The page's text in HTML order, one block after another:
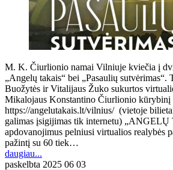
M. K. Čiurlionio namai Vilniuje kviečia į
„Angelų takais“ bei „Pasaulių sutvėrimas“.
Buožytės ir Vitalijaus Žuko sukurtos
Mikalojaus Konstantino Čiurlionio
https://angelutakais.lt/vilnius/ (vietoje
galimas įsigijimas tik internetu)
apdovanojimus pelniusi virtualios realybės
pažintį su 60 tiek…
daugiau...
paskelbta 2025 06 03